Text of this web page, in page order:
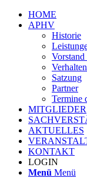
HOME
APHV
Historie
Vorstand
Satzung
Partner
Termine
MITGLIEDER
AKTUELLES
KONTAKT
LOGIN
Menü Menü